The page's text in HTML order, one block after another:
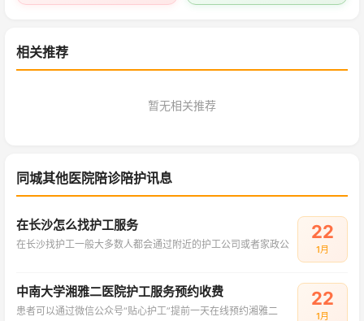
相关推荐
暂无相关推荐
同城其他医院陪诊陪护讯息
在长沙怎么找护工服务
在长沙找护工一般大多数人都会通过附近的护工公司或者家政公
22
1月
中南大学湘雅二医院护工服务预约收费
患者可以通过微信公众号“贴心护工”提前一天在线预约湘雅二
22
1月